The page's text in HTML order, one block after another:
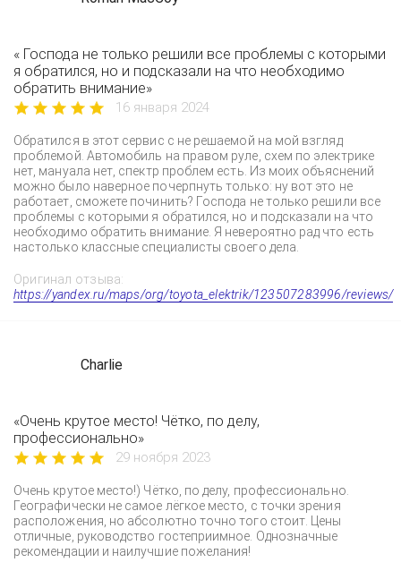
« Господа не только решили все проблемы с которыми
я обратился, но и подсказали на что необходимо
обратить внимание»
16 января 2024
Обратился в этот сервис с не решаемой на мой взгляд
проблемой. Автомобиль на правом руле, схем по электрике
нет, мануала нет, спектр проблем есть. Из моих объяснений
можно было наверное почерпнуть только: ну вот это не
работает, сможете починить? Господа не только решили все
проблемы с которыми я обратился, но и подсказали на что
необходимо обратить внимание. Я невероятно рад что есть
настолько классные специалисты своего дела.
Оригинал отзыва:
https://yandex.ru/maps/org/toyota_elektrik/123507283996/reviews/
Charlie
«Очень крутое место! Чётко, по делу,
профессионально»
29 ноября 2023
Очень крутое место!) Чётко, по делу, профессионально.
Географически не самое лёгкое место, с точки зрения
расположения, но абсолютно точно того стоит. Цены
отличные, руководство гостеприимное. Однозначные
рекомендации и наилучшие пожелания!